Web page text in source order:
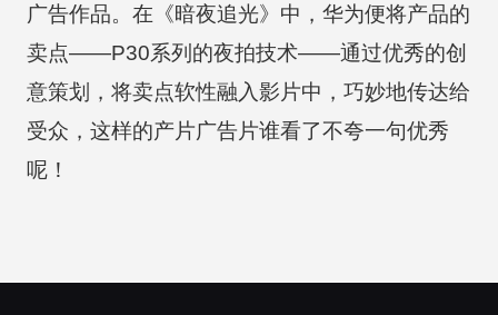
广告作品。在《暗夜追光》中，华为便将产品的
卖点——P30系列的夜拍技术——通过优秀的创
意策划，将卖点软性融入影片中，巧妙地传达给
受众，这样的产片广告片谁看了不夸一句优秀
呢！